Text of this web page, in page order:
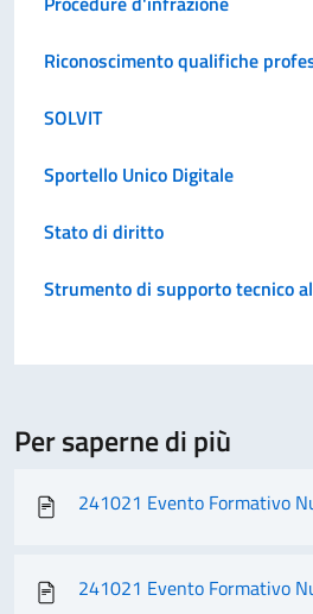
Riconoscimento qualifiche
SOLVIT
Sportello Unico Digitale
Stato di diritto
Strumento di supporto tecnico
Per saperne di più
241021 Evento Formativo
241021 Evento Formativo